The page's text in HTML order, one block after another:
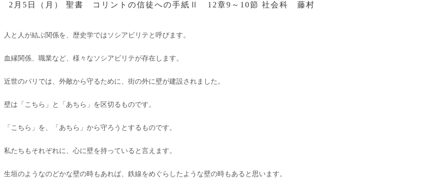
2月5日（月） 聖書 コリントの信徒への手紙Ⅱ 12章9～10節 社会科 藤村
人と人が結ぶ関係を、歴史学ではソシアビリテと呼びます。
血縁関係、職業など、様々なソシアビリテが存在します。
近世のパリでは、外敵から守るために、街の外に壁が建設されました。
壁は「こちら」と「あちら」を区切るものです。
「こちら」を、「あちら」から守ろうとするものです。
私たちもそれぞれに、心に壁を持っていると言えます。
生垣のようなのどかな壁の時もあれば、鉄線をめぐらしたような壁の時もあると思います。